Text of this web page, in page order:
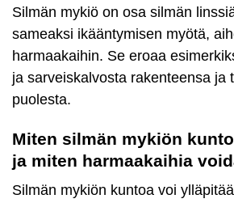
Silmän mykiö on osa silmän
sameaksi ikääntymisen myötä,
harmaakaihin. Se eroaa
ja sarveiskalvosta rakenteensa ja
puolesta.
Miten silmän mykiön
ja miten harmaakaihia
Silmän mykiön kuntoa voi